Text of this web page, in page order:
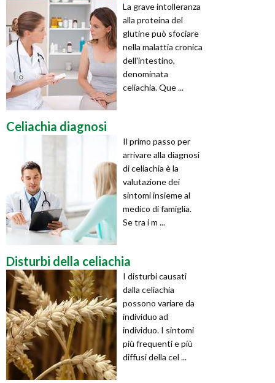
La grave intolleranza
alla proteina del
glutine può sfociare
nella malattia cronica
dell'intestino,
denominata
celiachia. Que ...
Celiachia diagnosi
Il primo passo per
arrivare alla diagnosi
di celiachia è la
valutazione dei
sintomi insieme al
medico di famiglia.
Se tra i m ...
Disturbi della celiachia
I disturbi causati
dalla celiachia
possono variare da
individuo ad
individuo. I sintomi
più frequenti e più
diffusi della cel ...